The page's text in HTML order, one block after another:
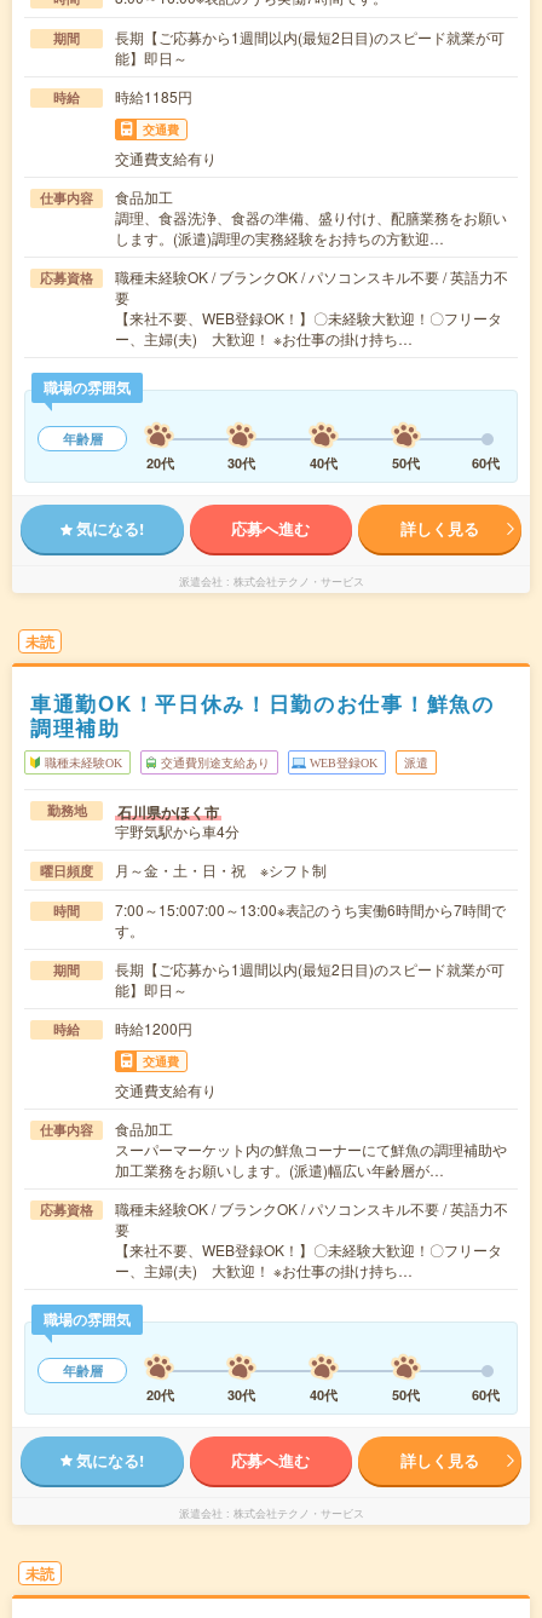
期間
長期【ご応募から1週間以内(最短2日目)のスピード就業が可
能】即日～
時給 時給1185円
交通費
交通費支給有り
仕事内容
食品加工
調理、食器洗浄、食器の準備、盛り付け、配膳業務をお願い
します。(派遣)調理の実務経験をお持ちの方歓迎…
応募資格
職種未経験OK / ブランクOK / パソコンスキル不要 / 英語力不
要
【来社不要、WEB登録OK！】〇未経験大歓迎！〇フリータ
ー、主婦(夫) 大歓迎！ ※お仕事の掛け持ち…
職場の雰囲気
年齢層
20代
30代 40代 50代 60代
気になる! 応募へ進む 詳しく見る
派遣会社 株式会社テクノ・サービス
未読
車通勤OK！平日休み！日勤のお仕事！鮮魚の
調理補助
職種未経験OK 交通費別途支給あり WEB登録OK 派遣
勤務地 石川県かほく市
宇野気駅から車4分
曜日頻度 月～金・土・日・祝 ※シフト制
時間
7:00～15:007:00～13:00※表記のうち実働6時間から7時間で
す。
期間
長期【ご応募から1週間以内(最短2日目)のスピード就業が可
能】即日～
時給 時給1200円
交通費
交通費支給有り
仕事内容
食品加工
スーパーマーケット内の鮮魚コーナーにて鮮魚の調理補助や
加工業務をお願いします。(派遣)幅広い年齢層が…
応募資格
職種未経験OK / ブランクOK / パソコンスキル不要 / 英語力不
要
【来社不要、WEB登録OK！】〇未経験大歓迎！〇フリータ
ー、主婦(夫) 大歓迎！ ※お仕事の掛け持ち…
職場の雰囲気
年齢層
20代
30代 40代 50代 60代
気になる! 応募へ進む 詳しく見る
派遣会社 株式会社テクノ・サービス
未読